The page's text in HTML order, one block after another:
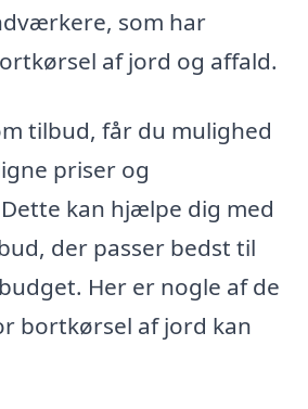
som har
af jord og affald.
tilbud, får du mulighed
priser og
kan hjælpe dig med
der passer bedst til
Her er nogle af de
bortkørsel af jord kan